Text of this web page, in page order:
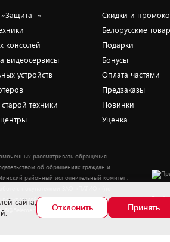
консолей
видеосервисы
устройств
техники
Скидки и
Белорусские
Подарки
Бонусы
Оплата частями
Предзаказы
Новинки
Уценка
рассматривать обращения
об обращениях граждан и
районный исполнительный комитет ,
о нарушении их прав): Тел.:
5@5element.by
сайта,
Отклонить Принять